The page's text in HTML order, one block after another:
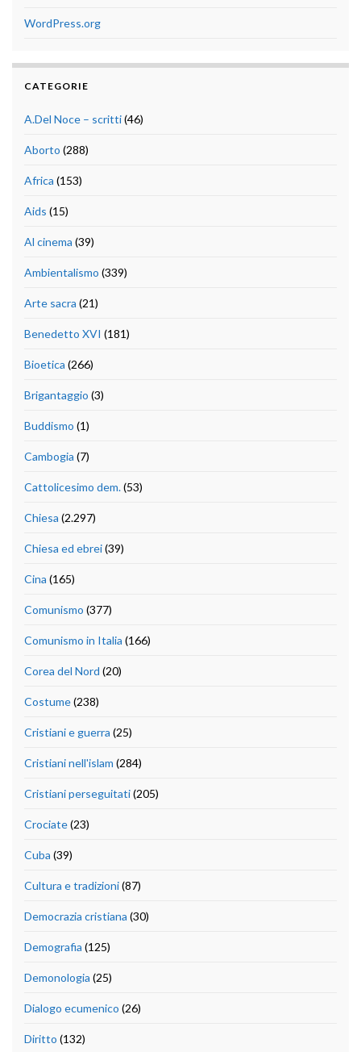
WordPress.org
CATEGORIE
A.Del Noce – scritti(46)
Aborto (288)
Africa (153)
Aids (15)
Al cinema (39)
Ambientalismo (339)
Arte sacra (21)
Benedetto XVI (181)
Bioetica (266)
Brigantaggio (3)
Buddismo (1)
Cambogia (7)
Cattolicesimo dem.(53)
Chiesa (2.297)
Chiesa ed ebrei(39)
Cina (165)
Comunismo (377)
Comunismo in Italia (166)
Corea del Nord (20)
Costume(238)
Cristiani e guerra (25)
Cristiani nell'islam (284)
Cristiani perseguitati(205)
Crociate(23)
Cuba (39)
Cultura e tradizioni(87)
Democrazia cristiana (30)
Demografia (125)
Demonologia (25)
Dialogo ecumenico (26)
Diritto (132)